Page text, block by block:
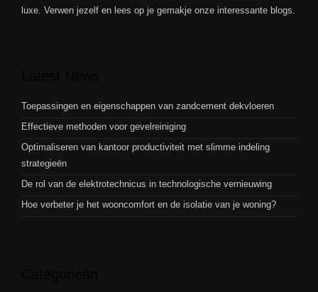
luxe. Verwen jezelf en lees op je gemakje onze interessante blogs.
Toepassingen en eigenschappen van zandcement dekvloeren
Effectieve methoden voor gevelreiniging
Optimaliseren van kantoor productiviteit met slimme indeling
strategieën
De rol van de elektrotechnicus in technologische vernieuwing
Hoe verbeter je het wooncomfort en de isolatie van je woning?